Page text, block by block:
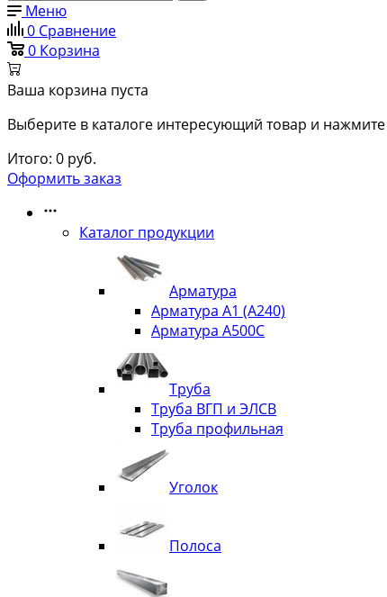
Меню
0 Сравнение
0 Корзина
Ваша корзина пуста
Выберите в каталоге интересующий товар и нажмите
Итого: 0 руб.
Оформить заказ
Каталог продукции
Арматура
Арматура А1 (А240)
Арматура А500С
Труба
Труба ВГП и ЭЛСВ
Труба профильная
Уголок
Полоса